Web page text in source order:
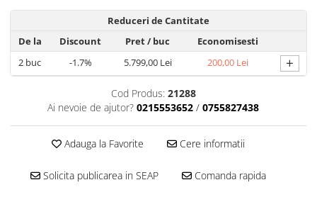
■ Filtre aer
■ Filtre habitaclu
■ Filtre hidraulice
■ Filtre epurator
Reduceri de Cantitate
De la
Discount Pret/ buc
Economisesti
2 buc -1.7% 5.799,00 Lei 200,00 Lei +
Cod Produs: 21288
Ai nevoie de ajutor? 0215553652 / 0755827438
Adauga la Favorite Cere informatii
Solicita publicarea in SEAP Comanda rapida